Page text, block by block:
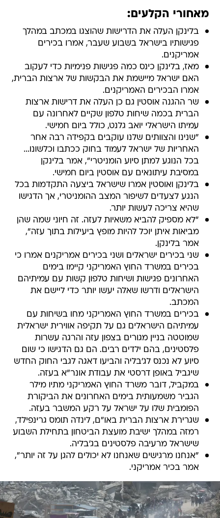
מאחורי הקלעים:
בלינקן העלה את הדרישות שהוצגו במכתב במהלך
פגישותיו בישראל בשבוע שעבר, אמרו בכירים
אמריקנים.
מאז, בלינקן כינס כמה פגישות פנימיות כדי לעקוב
האם ישראל מיישמת את הבקשות של ארצות הברית,
אמרו הבכירים האמריקנים.
שר ההגנה אוסטין גם כן העלה את דרישות ארצות
הברית בכמה שיחות טלפון שקיים לאחרונה עם
עמיתו הישראלי יואב גלנט, כולל ביום חמישי.
"שנינו והצוותים שלנו עוקבים בקפידה רבה אחר
האחריות של ישראל לעמוד בחוק ככתבו וכלשונו...
בכל הנוגע למתן סיוע הומניטרי", אמר בלינקן
במסיבת עיתונאים עם אוסטין ביום חמישי.
בלינקן ואוסטין אמרו שישראל ביצעה התקדמות בכל
הנגע לצעדים לשיפור המצב ההומניטרי, אך הדגישו
שהיא צריכה לעשות יותר.
"לא מספיק להביא משאיות לעזה. זה חיוני שמה שהן
מביאות איתן יוכל להיות מופץ ביעילות בתוך עזה",
אמר בלינקן.
שני בכירים ישראלים ושני בכירים אמריקנים אמרו כי
בכירים במשרד החוץ האמריקני קיימו בימים
האחרונים פגישות ושיחות טלפון קשות עם עמיתיהם
הישראלים ודרשו שאלה יעשו יותר כדי ליישם את
המכתב.
בכירים במשרד החוץ האמריקני מחו בשיחות עם
עמיתיהם הישראלים גם על תקיפה אווירית ישראלית
שמוטטה בניין מגורים בצפון עזה והרגה עשרות
פלסטינים, בהם ילדים רבים. הם גם הדגישו כי שום
סיוע לא נכנס לג'בליה והביעו דאגה לגבי החוק החדש
שיגביל באופן דרסטי את עבודת אונר"א בעזה.
במקביל, דובר משרד החוץ האמריקני מתיו מילר
הגביר משמעותית בימים האחרונים את הביקורת
הפומבית שלו על ישראל על רקע המשבר בעזה.
שגרירת ארצות הברית באו"ם, לינדה תומס גרינפילד,
רמזה במהלך ישיבת מועצת הביטחון בתחילת השבוע
שישראל מרעיבה פלסטינים בג'בליה.
"אנחנו מרגישים שאנחנו לא יכולים להגן על זה יותר",
אמר בכיר אמריקני.